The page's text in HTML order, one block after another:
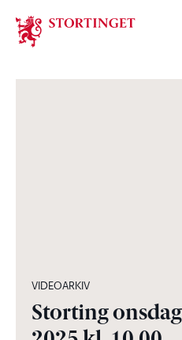
Stortinget.no
VIDEOARKIV
Storting